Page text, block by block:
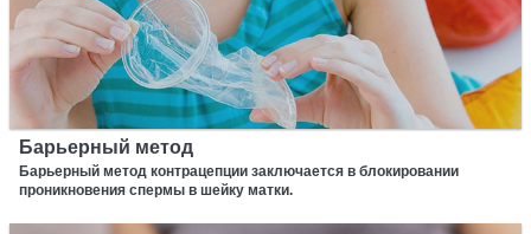
Барьерный метод
Барьерный метод контрацепции заключается в блокировании
проникновения спермы в шейку матки.